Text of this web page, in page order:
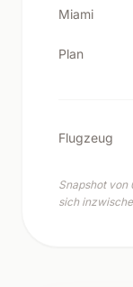
Miami
Plan
Flugzeug
Snapshot von
sich